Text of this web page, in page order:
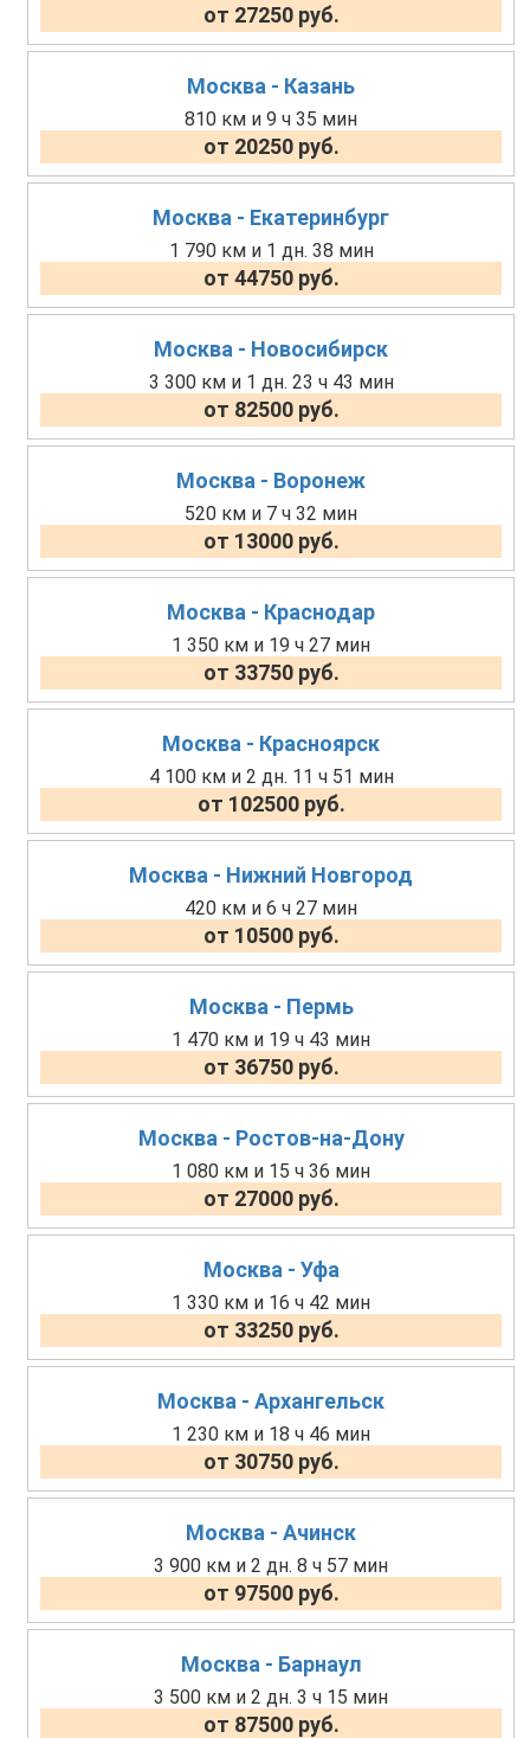
от 27250 руб.
Москва - Казань
810 км и 9 ч 35 мин
от 20250 руб.
Москва - Екатеринбург
1 790 км и 1 дн. 38 мин
от 44750 руб.
Москва - Новосибирск
3 300 км и 1 дн. 23 ч 43 мин
от 82500 руб.
Москва - Воронеж
520 км и 7 ч 32 мин
от 13000 руб.
Москва - Краснодар
1 350 км и 19 ч 27 мин
от 33750 руб.
Москва - Красноярск
4 100 км и 2 дн. 11 ч 51 мин
от 102500 руб.
Москва - Нижний Новгород
420 км и 6 ч 27 мин
от 10500 руб.
Москва - Пермь
1 470 км и 19 ч 43 мин
от 36750 руб.
Москва - Ростов-на-Дону
1 080 км и 15 ч 36 мин
от 27000 руб.
Москва - Уфа
1 330 км и 16 ч 42 мин
от 33250 руб.
Москва - Архангельск
1 230 км и 18 ч 46 мин
от 30750 руб.
Москва - Ачинск
3 900 км и 2 дн. 8 ч 57 мин
от 97500 руб.
Москва - Барнаул
3 500 км и 2 дн. 3 ч 15 мин
от 87500 руб.